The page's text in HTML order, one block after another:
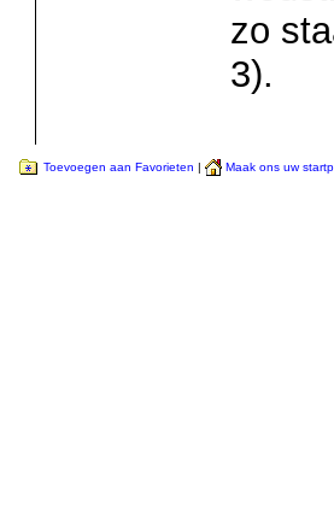
zo
3).
Toevoegen aan Favorieten | Maak ons uw